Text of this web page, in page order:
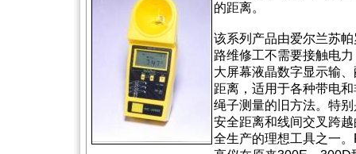
的距离。
该系列产品由爱尔兰苏
路维修工不需要接触电
大屏幕液晶数字显示输
距离，适用于各种带电
绳子测量的旧方法。特
安全距离和线间交叉跨
全生产的理想工具之一